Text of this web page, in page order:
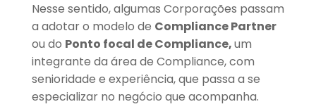
Nesse sentido, algumas Corporações passam
a adotar o modelo de Compliance Partner
ou do Ponto focal de Compliance,um
integrante da área de Compliance, com
senioridade e experiência, que passa a se
especializar no negócio que acompanha.